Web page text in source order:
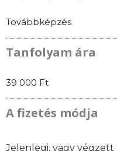
Továbbképzés
Tanfolyam ára
39 000 Ft
A fizetés módja
Jelenlegi, vagy végzett